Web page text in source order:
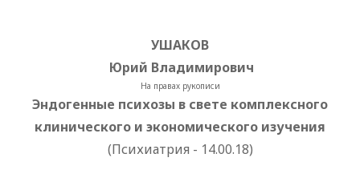
УШАКОВ
Юрий Владимирович
На правах рукописи
Эндогенные психозы в свете комплексного
клинического и экономического изучения
(Психиатрия - 14.00.18)